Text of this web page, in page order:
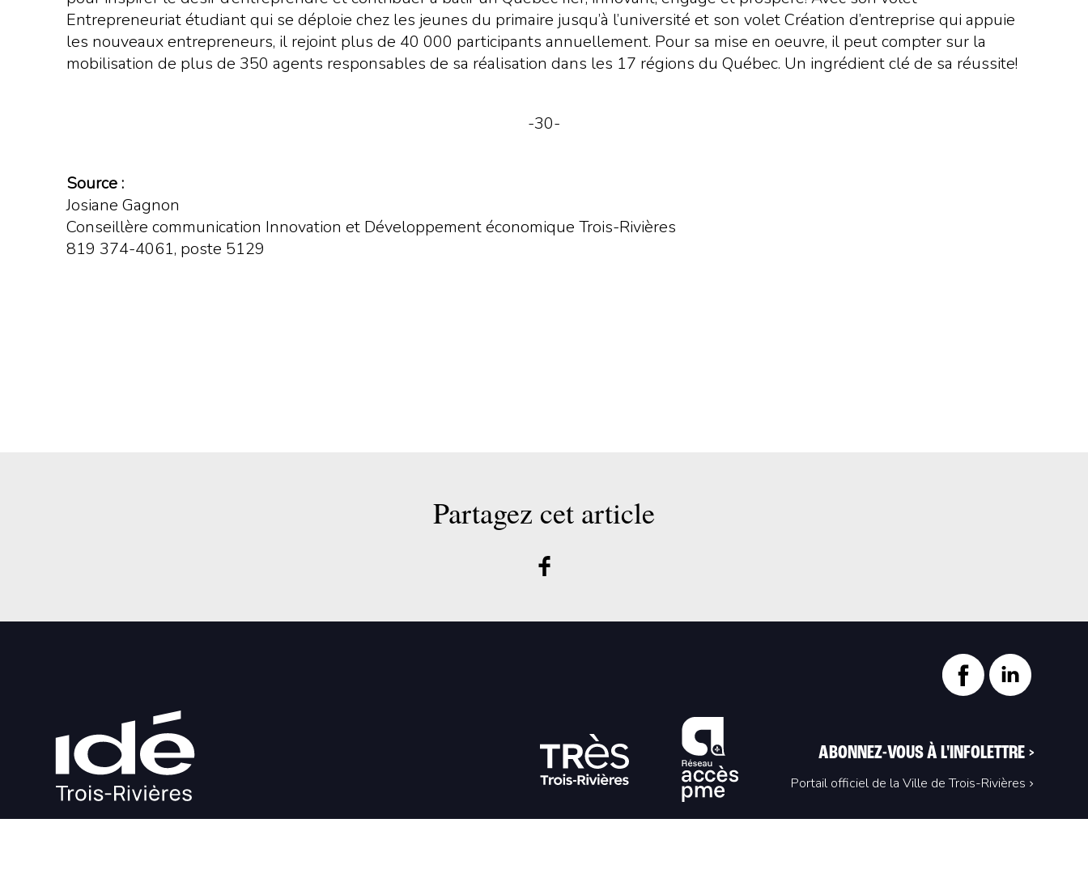
Entrepreneuriat étudiant qui se déploie chez les jeunes du primaire jusqu’à l’université et son volet Création d’entreprise qui appuie
les nouveaux entrepreneurs, il rejoint plus de 40 000 participants annuellement. Pour sa mise en oeuvre, il peut compter sur la
mobilisation de plus de 350 agents responsables de sa réalisation dans les 17 régions du Québec. Un ingrédient clé de sa réussite!
-30-
Source :
Josiane Gagnon
Conseillère communication Innovation et Développement économique Trois-Rivières
819 374-4061, poste 5129
Partagez cet article
ABONNEZ-VOUS À L'INFOLETTRE >
Portail officiel de la Ville de Trois-Rivières